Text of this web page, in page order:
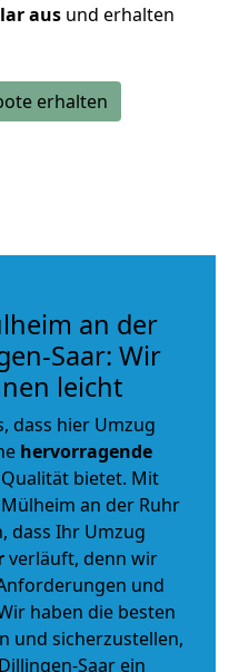
aus und erhalten
erhalten
an der
Saar: Wir
leicht
dass hier Umzug
hervorragende
bietet. Mit
an der Ruhr
dass Ihr Umzug
verläuft, denn wir
und
haben die besten
und sicherzustellen,
Saar ein